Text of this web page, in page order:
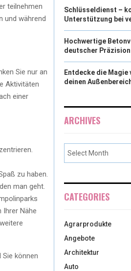
teilnehmen
und während
Sie nur an
Aktivitäten
einer
zu haben.
man geht.
Ihrer Nähe
können
Schlüsseldienst –
Unterstützung bei
Hochwertige
deutscher Präzision
Entdecke die
deinen
ARCHIVES
CATEGORIES
Agrarprodukte
Angebote
Architektur
Auto